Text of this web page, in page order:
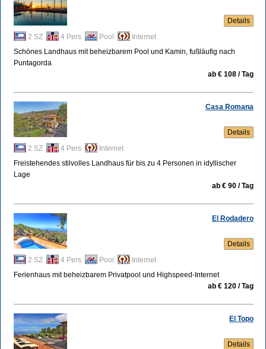
Details
2 SZ 4 Pers Pool
Internet
Schönes Landhaus mit beheizbarem Pool und Kamin, fußläufig nach
Puntagorda
ab € 108 / Tag
Details
Casa Romana
2 SZ 4 Pers
Internet
Freistehendes stilvolles Landhaus für bis zu 4 Personen in idyllischer
Lage
ab € 90 / Tag
Details
El Rodadero
2 SZ 4 Pers Pool
Internet
Ferienhaus mit beheizbarem Privatpool und Highspeed-Internet
ab € 120 / Tag
Details
El Topo